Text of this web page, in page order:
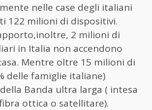
nelle case degli italiani
122 milioni di dispositivi.
2 milioni di
in Italia non accendono
Mentre oltre 15 milioni di
delle famiglie italiane)
Banda ultra larga ( intesa
ottica o satellitare).